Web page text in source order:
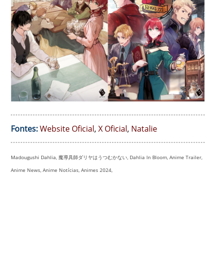
Fontes:Website Oficial, X Oficial, Natalie
Madougushi Dahlia, 魔導具師ダリヤはうつむかない, Dahlia In Bloom, Anime Trailer,
Anime News, Anime Notícias, Animes 2024,